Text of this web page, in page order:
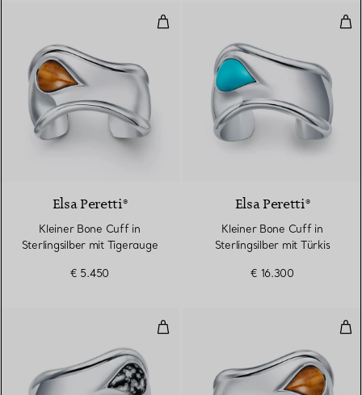
Kleiner Bone Cuff in
Elsa Peretti®
Kleiner Bone Cuff in
Sterlingsilber mit Tigerauge
€ 5.450
Elsa Peretti®
Kleiner Bone Cuff in
Sterlingsilber mit Türkis
€ 16.300
Kleiner Bone Cuff in